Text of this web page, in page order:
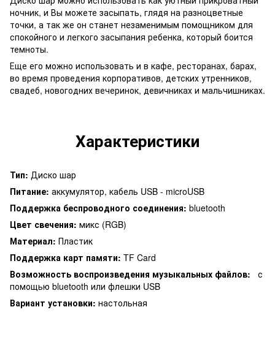
ночник, и Вы можете засыпать, глядя на разноцветные
точки, а так же он станет незаменимым помощником для
спокойного и легкого засыпания ребенка, который боится
темноты.
Еще его можно использовать и в кафе, ресторанах, барах,
во время проведения корпоративов, детских утренников,
свадеб, новогодних вечеринок, девичниках и мальчишниках.
Характеристики
Тип: Диско шар
Питание: аккумулятор, кабель USB - microUSB
Поддержка беспроводного соединения: bluetooth
Цвет свечения: микс (RGB)
Материал: Пластик
Поддержка карт памяти: TF Card
Возможность воспроизведения музыкальных файлов:
с
помощью bluetooth или флешки USB
Вариант установки: настольная